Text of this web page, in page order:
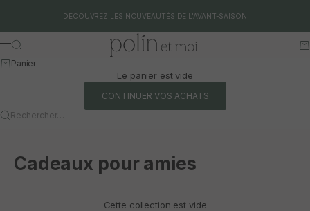
DÉCOUVREZ LES NOUVEAUTÉS DE L'AVANT-SAISON
Polín et moi
Menu
Rechercher
Panier
Le panier est vide
CONTINUER VOS ACHATS
Rechercher…
Cadeaux pour amies
Cette collection est vide